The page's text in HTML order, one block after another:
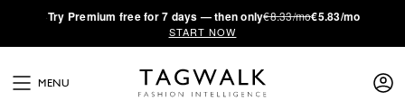
·Try Premium free for 7 days — then only€8.33/mo€5.83/mo
START NOW
MENU